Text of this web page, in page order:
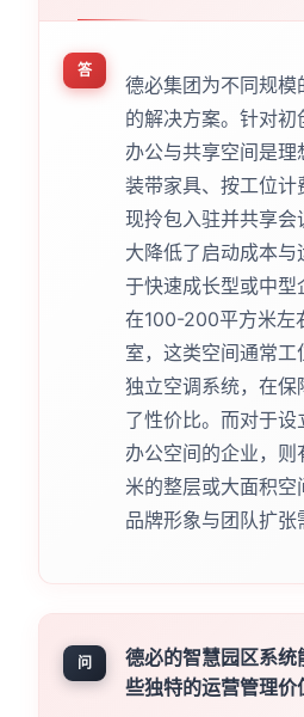
答
德必集团为不同规
的解决方案。针对
办公与共享空间是
装带家具、按工位
现拎包入驻并共享
大降低了启动成本
于快速成长型或中
在100-200平方米左
室，这类空间通常
独立空调系统，在
了性价比。而对于
办公空间的企业，
米的整层或大面积
品牌形象与团队扩张
问
德必的智慧园区系
些独特的运营管理价